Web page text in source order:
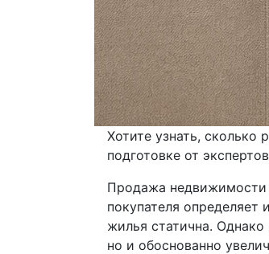
Хотите узнать,
подготовке от
Продажа недвижимости
покупателя
жилья статична.
но и обоснованно